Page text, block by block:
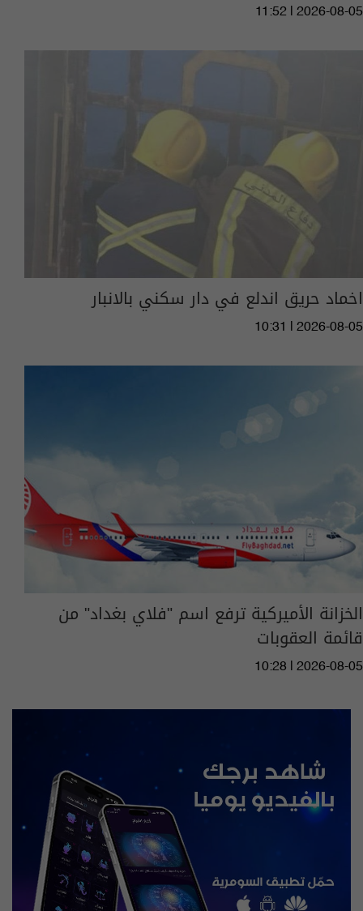
11:52 | 2026-08-05
اخماد حريق اندلع في دار سكني بالانبار
10:31 | 2026-08-05
الخزانة الأميركية ترفع اسم "فلاي بغداد" من
قائمة العقوبات
10:28 | 2026-08-05